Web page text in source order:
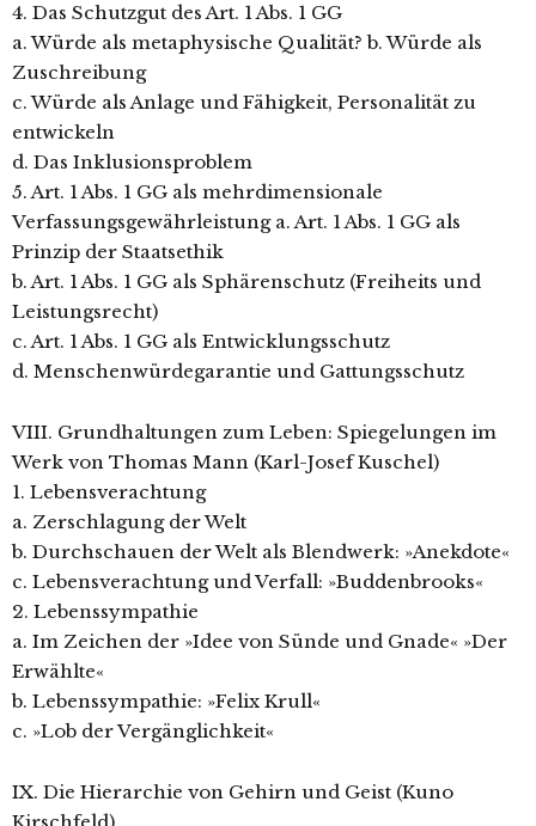
4. Das Schutzgut des Art. 1 Abs. 1 GG
a. Würde als metaphysische Qualität? b. Würde als
Zuschreibung
c. Würde als Anlage und Fähigkeit, Personalität zu
entwickeln
d. Das Inklusionsproblem
5. Art. 1 Abs. 1 GG als mehrdimensionale
Verfassungsgewährleistung a. Art. 1 Abs. 1 GG als
Prinzip der Staatsethik
b. Art. 1 Abs. 1 GG als Sphärenschutz (Freiheits und
Leistungsrecht)
c. Art. 1 Abs. 1 GG als Entwicklungsschutz
d. Menschenwürdegarantie und Gattungsschutz
VIII. Grundhaltungen zum Leben: Spiegelungen im
Werk von Thomas Mann (Karl-Josef Kuschel)
1. Lebensverachtung
a. Zerschlagung der Welt
b. Durchschauen der Welt als Blendwerk: »Anekdote«
c. Lebensverachtung und Verfall: »Buddenbrooks«
2. Lebenssympathie
a. Im Zeichen der »Idee von Sünde und Gnade« »Der
Erwählte«
b. Lebenssympathie: »Felix Krull«
c. »Lob der Vergänglichkeit«
IX. Die Hierarchie von Gehirn und Geist (Kuno